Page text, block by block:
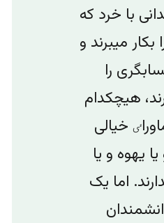
با خرد که
میبرند و
را
هیچکدام
خیالی
یهوه و یا
اما یک